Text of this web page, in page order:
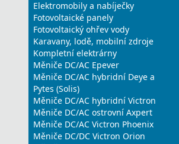
Elektromobily a nabíječky
Fotovoltaické panely
Fotovoltaický ohřev vody
Karavany, lodě, mobilní zdroje
Kompletní elektrárny
Měniče DC/AC Epever
Měniče DC/AC hybridní Deye a
Pytes (Solis)
Měniče DC/AC hybridní Victron
Měniče DC/AC ostrovní Axpert
Měniče DC/AC Victron Phoenix
Měniče DC/DC Victron Orion